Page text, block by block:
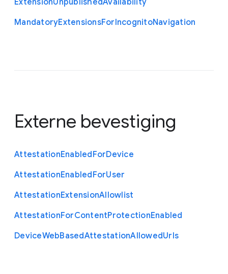
ExtensionUnpublishedAvailability
MandatoryExtensionsForIncognitoNavigation
Externe bevestiging
AttestationEnabledForDevice
AttestationEnabledForUser
AttestationExtensionAllowlist
AttestationForContentProtectionEnabled
DeviceWebBasedAttestationAllowedUrls